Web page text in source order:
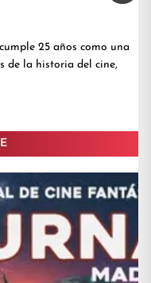
25 años como una
de la historia del cine,